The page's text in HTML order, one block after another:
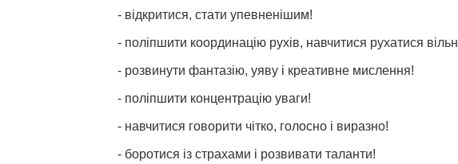
- відкритися, стати упевненішим!
- поліпшити координацію рухів, навчитися рухатися
- розвинути фантазію, уяву і креативне мислення!
- поліпшити концентрацію уваги!
- навчитися говорити чітко, голосно і виразно!
- боротися із страхами і розвивати таланти!